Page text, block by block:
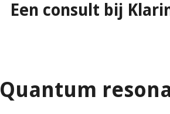
Een consult bij
Quantum